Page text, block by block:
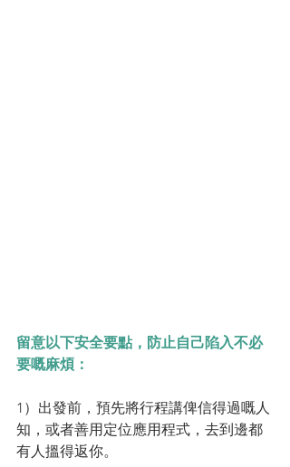
留意以下安全要點，防止自己陷入不必
要嘅麻煩：
1）出發前，預先將行程講俾信得過嘅人
知，或者善用定位應用程式，去到邊都
有人搵得返你。